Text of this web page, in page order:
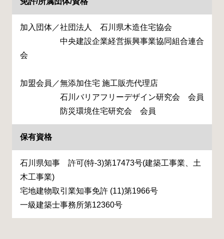
加入団体／社団法人 石川県木造住宅協会
中央建設企業経営振興事業協同組合連合
会
加盟会員／無添加住宅 施工販売代理店
石川バリアフリーデザイン研究会 会員
防災環境住宅研究会 会員
保有資格
石川県知事 許可(特-3)第17473号(建築工事業、土
木工事業)
宅地建物取引業知事免許 (11)第1966号
一級建築士事務所第12360号